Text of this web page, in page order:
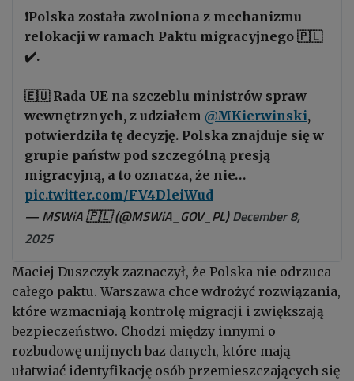
❗Polska została zwolniona z mechanizmu
relokacji w ramach Paktu migracyjnego 🇵🇱
✔️.
🇪🇺 Rada UE na szczeblu ministrów spraw
wewnętrznych, z udziałem @MKierwinski,
potwierdziła tę decyzję. Polska znajduje się w
grupie państw pod szczególną presją
migracyjną, a to oznacza, że nie…
pic.twitter.com/FV4DleiWud
— MSWiA 🇵🇱 (@MSWiA_GOV_PL)December 8,
2025
Maciej Duszczyk zaznaczył, że Polska nie odrzuca
całego paktu. Warszawa chce wdrożyć rozwiązania,
które wzmacniają kontrolę migracji i zwiększają
bezpieczeństwo. Chodzi między innymi o
rozbudowę unijnych baz danych, które mają
ułatwiać identyfikację osób przemieszczających się